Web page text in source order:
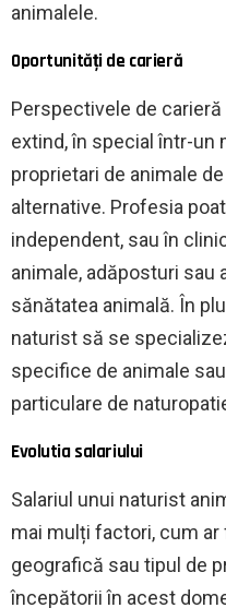
animalele.
Oportunități de carieră
Perspectivele de
extind, în special într-un
proprietari de animale
alternative. Profesia
independent, sau în
animale, adăposturi sau
sănătatea animală. În
naturist să se
specifice de animale
particulare de
Evolutia salariului
Salariul unui naturist
mai mulți factori, cum ar
geografică sau tipul de
începătorii în acest